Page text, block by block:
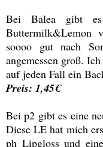
Bei Balea gibt
Buttermilk&Lemon
soooo gut nach
angemessen groß.
auf jeden Fall ein
Preis: 1,45€
Bei p2 gibt es eine
Diese LE hat mich
ph Lipgloss und